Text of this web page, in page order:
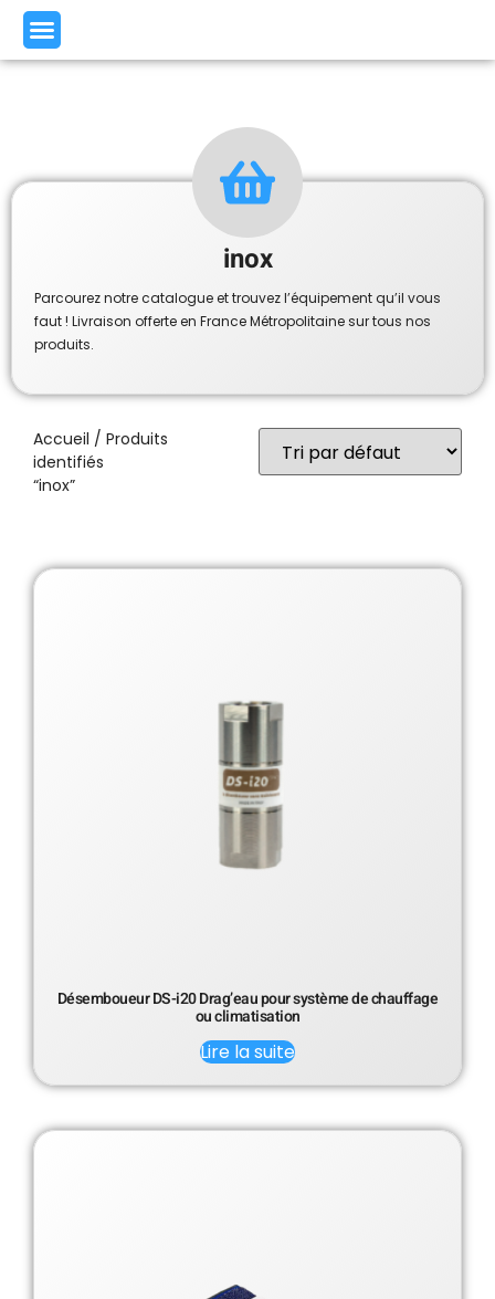
inox
Parcourez notre catalogue et trouvez l’équipement qu’il vous
faut ! Livraison offerte en France Métropolitaine sur tous nos
produits.
Accueil / Produits
identifiés
“inox”
Désemboueur DS-i20 Drag’eau pour système de chauffage
ou climatisation
Lire la suite